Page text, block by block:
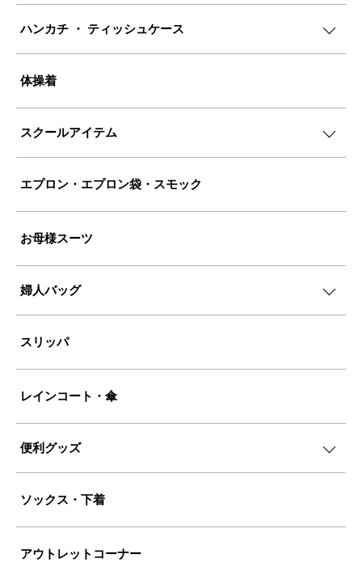
ハンカチ ・ ティッシュケース
体操着
スクールアイテム
エプロン・エプロン袋・スモック
お母様スーツ
婦人バッグ
スリッパ
レインコート・傘
便利グッズ
ソックス・下着
アウトレットコーナー